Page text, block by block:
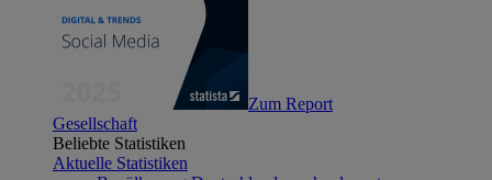
Zum Report
Gesellschaft
Beliebte Statistiken
Aktuelle Statistiken